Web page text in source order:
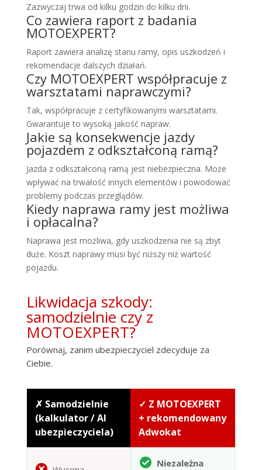
Zazwyczaj trwa od kilku godzin do kilku dni.
Co zawiera raport z badania
MOTOEXPERT?
Raport zawiera analizę stanu ramy, opis uszkodzeń i
rekomendacje dalszych działań.
Czy MOTOEXPERT współpracuje z
warsztatami naprawczymi?
Tak, współpracuje z certyfikowanymi warsztatami.
Gwarantuje to wysoką jakość napraw.
Jakie są konsekwencje jazdy
pojazdem z odkształconą ramą?
Jazda z odkształconą ramą jest niebezpieczna. Może
wpływać na trwałość innych elementów i powodować
problemy podczas przeglądów.
Kiedy naprawa ramy jest możliwa
i opłacalna?
Naprawa jest możliwa, gdy uszkodzenia nie są zbyt
duże. Koszt naprawy musi być niższy niż wartość
pojazdu.
Likwidacja szkody:
samodzielnie czy z
MOTOEXPERT?
Porównaj, zanim ubezpieczyciel zdecyduje za
Ciebie.
✗ Samodzielnie
(kalkulator / AI
ubezpieczyciela)
✓ Z MOTOEXPERT
+ rekomendowany
Adwokat
Niezależna